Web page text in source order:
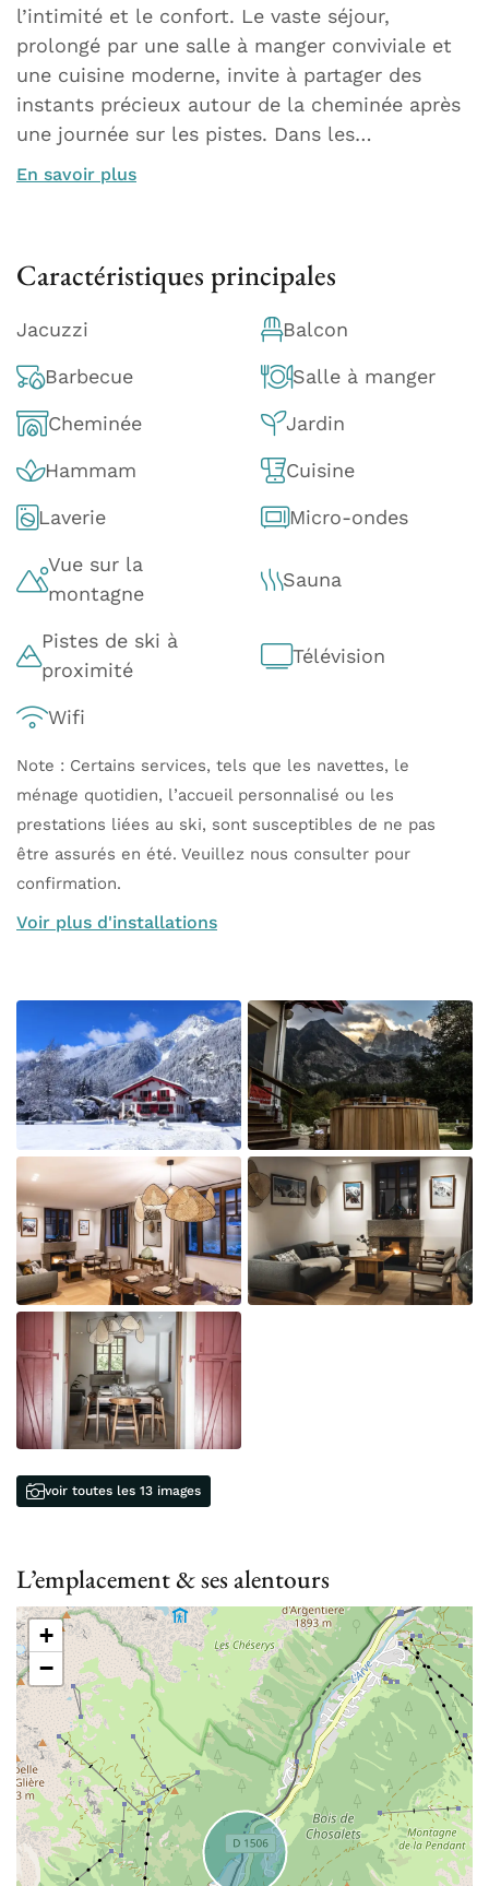
l’intimité et le confort. Le vaste séjour,
prolongé par une salle à manger conviviale et
une cuisine moderne, invite à partager des
instants précieux autour de la cheminée après
une journée sur les pistes. Dans les…
En savoir plus
Caractéristiques principales
Jacuzzi Balcon
Barbecue Salle à manger
Cheminée Jardin
Hammam Cuisine
Laverie Micro-ondes
Vue sur la
montagne
Sauna
Pistes de ski à
proximité
Télévision
Wifi
Note : Certains services, tels que les navettes, le
ménage quotidien, l’accueil personnalisé ou les
prestations liées au ski, sont susceptibles de ne pas
être assurés en été. Veuillez nous consulter pour
confirmation.
Voir plus d'installations
voir toutes les 13 images
L’emplacement & ses alentours
+
−